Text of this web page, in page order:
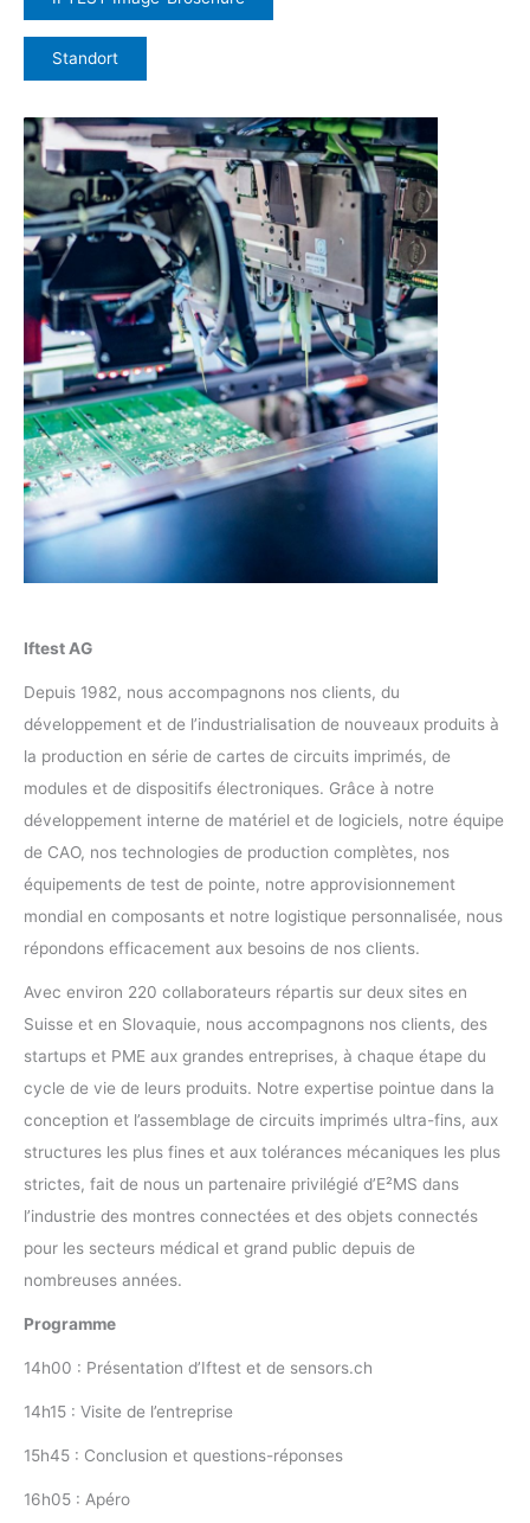
Standort
Iftest AG
Depuis 1982, nous accompagnons nos clients, du
développement et de l’industrialisation de nouveaux produits à
la production en série de cartes de circuits imprimés, de
modules et de dispositifs électroniques. Grâce à notre
développement interne de matériel et de logiciels, notre équipe
de CAO, nos technologies de production complètes, nos
équipements de test de pointe, notre approvisionnement
mondial en composants et notre logistique personnalisée, nous
répondons efficacement aux besoins de nos clients.
Avec environ 220 collaborateurs répartis sur deux sites en
Suisse et en Slovaquie, nous accompagnons nos clients, des
startups et PME aux grandes entreprises, à chaque étape du
cycle de vie de leurs produits. Notre expertise pointue dans la
conception et l’assemblage de circuits imprimés ultra-fins, aux
structures les plus fines et aux tolérances mécaniques les plus
strictes, fait de nous un partenaire privilégié d’E²MS dans
l’industrie des montres connectées et des objets connectés
pour les secteurs médical et grand public depuis de
nombreuses années.
Programme
14h00 : Présentation d’Iftest et de sensors.ch
14h15 : Visite de l’entreprise
15h45 : Conclusion et questions-réponses
16h05 : Apéro